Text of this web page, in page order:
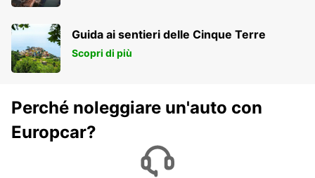
Guida ai sentieri delle Cinque Terre
Scopri di più
Perché noleggiare un'auto con
Europcar?